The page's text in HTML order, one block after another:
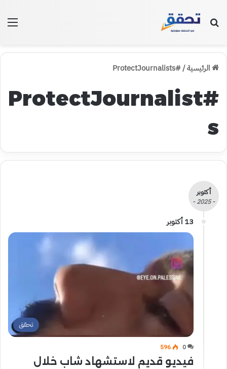
بحث عن
الرئيسية/
#ProtectJournalists
#ProtectJournalist
s
أكتوبر
- 2025 -
13 أكتوبر
تحقق
0
596
فيديو قديم لاستشهاد شاب خلال